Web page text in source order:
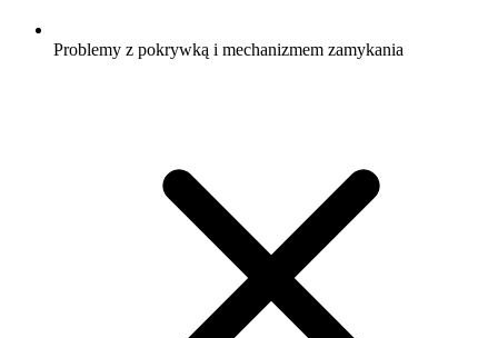
Problemy z pokrywką i mechanizmem zamykania